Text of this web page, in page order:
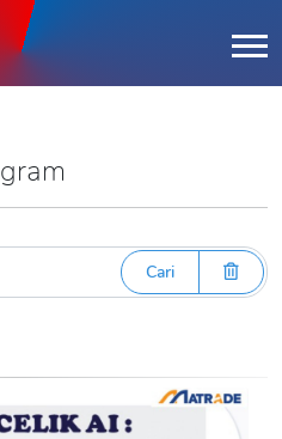
Cari